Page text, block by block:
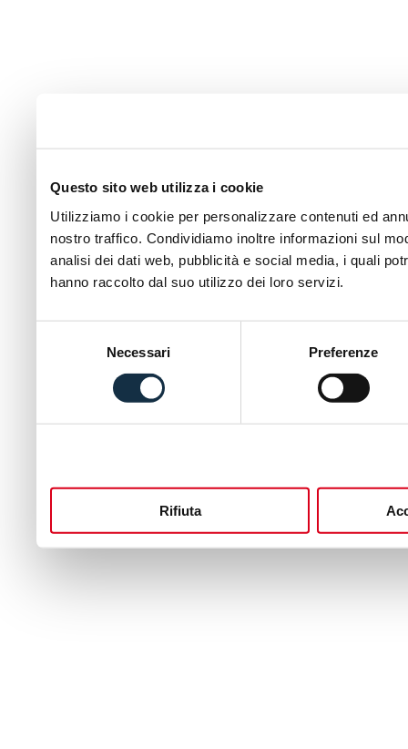
Questo sito web utilizza i cookie
Utilizziamo i cookie per personalizzare contenuti ed
nostro traffico. Condividiamo inoltre informazioni sul
analisi dei dati web, pubblicità e social media, i quali
hanno raccolto dal suo utilizzo dei loro servizi.
Necessari Preferenze
Rifiuta